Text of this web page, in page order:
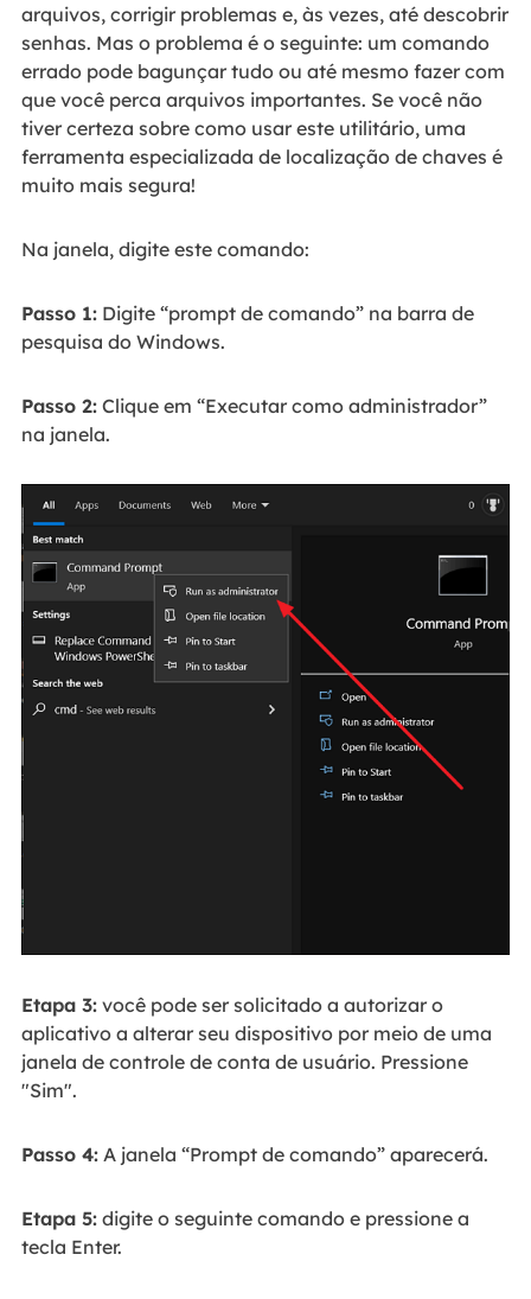
arquivos, corrigir problemas e, às vezes, até descobrir
senhas. Mas o problema é o seguinte: um comando
errado pode bagunçar tudo ou até mesmo fazer com
que você perca arquivos importantes. Se você não
tiver certeza sobre como usar este utilitário, uma
ferramenta especializada de localização de chaves é
muito mais segura!
Na janela, digite este comando:
Passo 1:Digite “prompt de comando” na barra de
pesquisa do Windows.
Passo 2:Clique em “Executar como administrador”
na janela.
Etapa 3:você pode ser solicitado a autorizar o
aplicativo a alterar seu dispositivo por meio de uma
janela de controle de conta de usuário. Pressione
"Sim".
Passo 4:A janela “Prompt de comando” aparecerá.
Etapa 5:digite o seguinte comando e pressione a
tecla Enter.